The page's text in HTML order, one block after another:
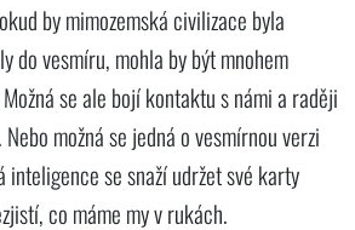
by mimozemská civilizace byla
do vesmíru, mohla by být mnohem
se ale bojí kontaktu s námi a raději
možná se jedná o vesmírnou verzi
inteligence se snaží udržet své karty
co máme my v rukách.